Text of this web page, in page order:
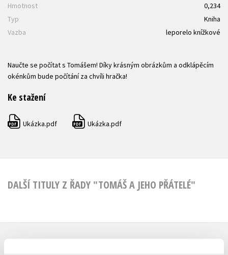
Hmotnost
0,234
Typ
Kniha
Vazba
leporelo knížkové
Naučte se počítat s Tomášem! Díky krásným obrázkům a odklápěcím
okénkům bude počítání za chvíli hračka!
Ke stažení
PDF Ukázka.pdf PDF Ukázka.pdf
DALŠÍ TITULY Z ŘADY "TOMÁŠ A JEHO PŘÁTELÉ"